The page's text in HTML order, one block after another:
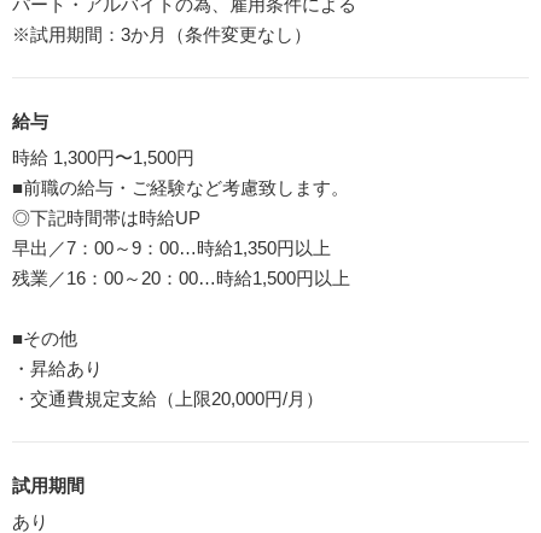
※試用期間：3か月（条件変更なし）
給与
時給 1,300円〜1,500円
■前職の給与・ご経験など考慮致します。
◎下記時間帯は時給UP
早出／7：00～9：00…時給1,350円以上
残業／16：00～20：00…時給1,500円以上
■その他
・昇給あり
・交通費規定支給（上限20,000円/月）
試用期間
あり